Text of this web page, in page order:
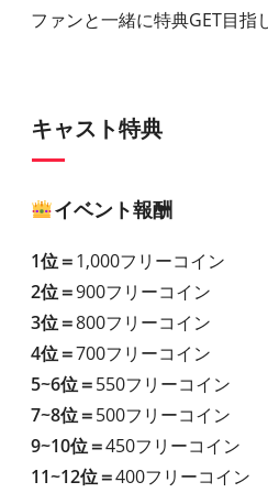
ファンと一緒に特典GET目指
キャスト特典
イベント報酬
1位＝1,000フリーコイン
2位＝900フリーコイン
3位＝800フリーコイン
4位＝700フリーコイン
5~6位＝550フリーコイン
7~8位＝500フリーコイン
9~10位＝450フリーコイン
11~12位＝400フリーコイン